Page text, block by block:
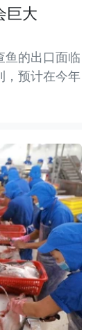
巨大
鱼的出口面临
，预计在今年